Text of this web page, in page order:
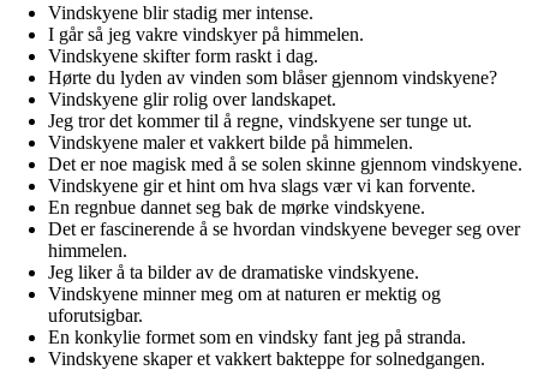
Vindskyene blir stadig mer intense.
I går så jeg vakre vindskyer på himmelen.
Vindskyene skifter form raskt i dag.
Hørte du lyden av vinden som blåser gjennom vindskyene?
Vindskyene glir rolig over landskapet.
Jeg tror det kommer til å regne, vindskyene ser tunge ut.
Vindskyene maler et vakkert bilde på himmelen.
Det er noe magisk med å se solen skinne gjennom vindskyene.
Vindskyene gir et hint om hva slags vær vi kan forvente.
En regnbue dannet seg bak de mørke vindskyene.
Det er fascinerende å se hvordan vindskyene beveger seg over
himmelen.
Jeg liker å ta bilder av de dramatiske vindskyene.
Vindskyene minner meg om at naturen er mektig og
uforutsigbar.
En konkylie formet som en vindsky fant jeg på stranda.
Vindskyene skaper et vakkert bakteppe for solnedgangen.